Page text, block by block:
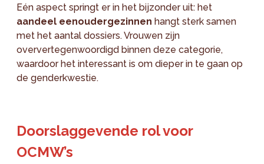
Eén aspect springt er in het bijzonder uit: het
aandeel eenoudergezinnen hangt sterk samen
met het aantal dossiers. Vrouwen zijn
oververtegenwoordigd binnen deze categorie,
waardoor het interessant is om dieper in te gaan op
de genderkwestie.
Doorslaggevende rol voor
OCMW’s